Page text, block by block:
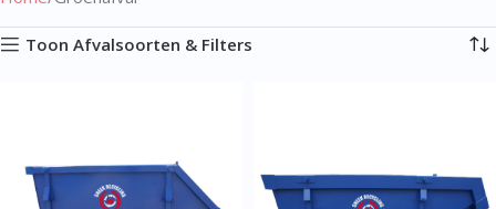
Toon Afvalsoorten & Filters